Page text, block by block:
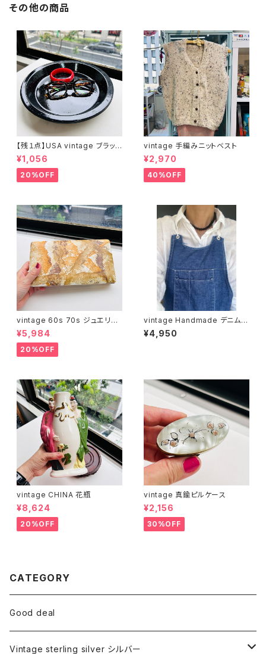
その他の商品
【残１点】USA vintage ブラック
琺瑯プレート
¥1,056
20%OFF
vintage 手編みニットベスト
¥2,970
40%OFF
vintage 60s 70s ジュエリー
ボックス（サイズ L・ベージュ模
様）
¥5,984
20%OFF
vintage Handmade デニムエ
プロン
¥4,950
vintage CHINA 花瓶
¥8,624
20%OFF
vintage 真鍮ピルケース
¥2,156
30%OFF
CATEGORY
Good deal
Vintage sterling silver シルバー